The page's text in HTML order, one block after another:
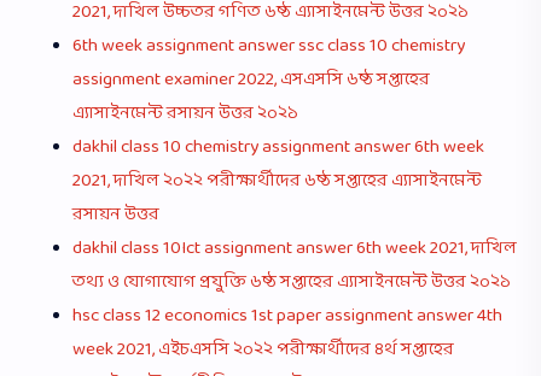
2021, দাখিল উচ্চতর গণিত ৬ষ্ঠ এ্যাসাইনমেন্ট উত্তর ২০২১
6th week assignment answer ssc class 10 chemistry
assignment examiner 2022, এসএসসি ৬ষ্ঠ সপ্তাহের
এ্যাসাইনমেন্ট রসায়ন উত্তর ২০২১
dakhil class 10 chemistry assignment answer 6th week
2021, দাখিল ২০২২ পরীক্ষার্থীদের ৬ষ্ঠ সপ্তাহের এ্যাসাইনমেন্ট
রসায়ন উত্তর
dakhil class 10Ict assignment answer 6th week 2021, দাখিল
তথ্য ও যোগাযোগ প্রযুক্তি ৬ষ্ঠ সপ্তাহের এ্যাসাইনমেন্ট উত্তর ২০২১
hsc class 12 economics 1st paper assignment answer 4th
week 2021, এইচএসসি ২০২২ পরীক্ষার্থীদের ৪র্থ সপ্তাহের